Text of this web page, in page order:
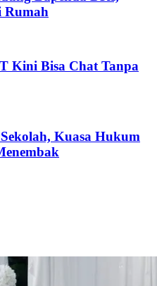
Rumah
Kini Bisa Chat Tanpa
Kuasa Hukum